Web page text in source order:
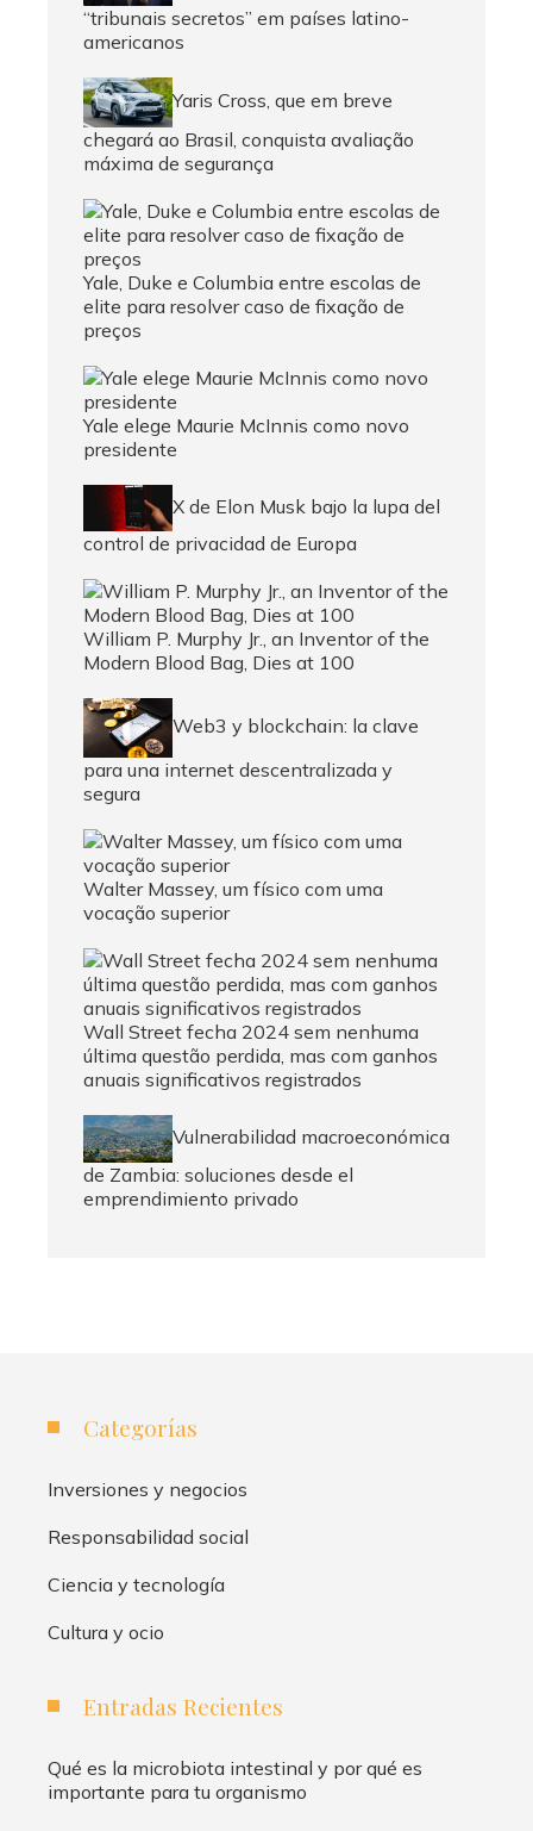
“tribunais secretos” em países latino-
americanos
Yaris Cross, que em breve
chegará ao Brasil, conquista avaliação
máxima de segurança
Yale, Duke e Columbia entre escolas de
elite para resolver caso de fixação de
preços
Yale elege Maurie McInnis como novo
presidente
X de Elon Musk bajo la lupa del
control de privacidad de Europa
William P. Murphy Jr., an Inventor of the
Modern Blood Bag, Dies at 100
Web3 y blockchain: la clave
para una internet descentralizada y
segura
Walter Massey, um físico com uma
vocação superior
Wall Street fecha 2024 sem nenhuma
última questão perdida, mas com ganhos
anuais significativos registrados
Vulnerabilidad macroeconómica
de Zambia: soluciones desde el
emprendimiento privado
Categorías
Inversiones y negocios
Responsabilidad social
Ciencia y tecnología
Cultura y ocio
Entradas Recientes
Qué es la microbiota intestinal y por qué es
importante para tu organismo